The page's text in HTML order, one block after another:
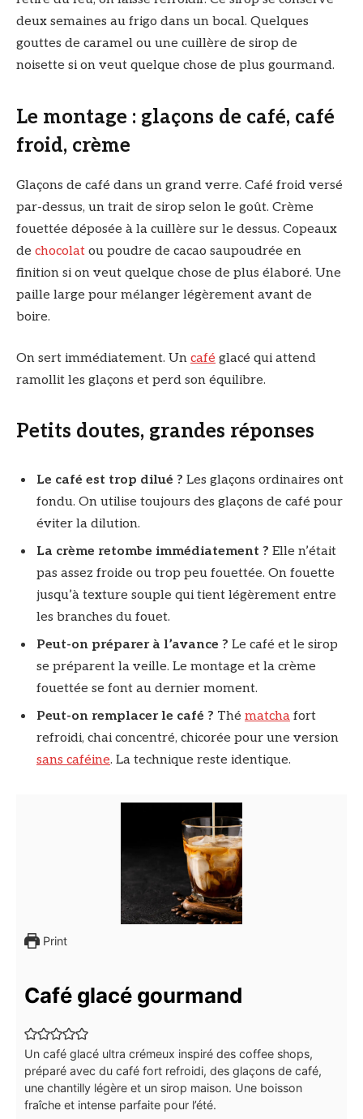
deux semaines au frigo dans un bocal. Quelques
gouttes de caramel ou une cuillère de sirop de
noisette si on veut quelque chose de plus gourmand.
Le montage : glaçons de café, café
froid, crème
Glaçons de café dans un grand verre. Café froid versé
par-dessus, un trait de sirop selon le goût. Crème
fouettée déposée à la cuillère sur le dessus. Copeaux
de chocolat ou poudre de cacao saupoudrée en
finition si on veut quelque chose de plus élaboré. Une
paille large pour mélanger légèrement avant de
boire.
On sert immédiatement. Un café glacé qui attend
ramollit les glaçons et perd son équilibre.
Petits doutes, grandes réponses
Le café est trop dilué ? Les glaçons ordinaires ont
fondu. On utilise toujours des glaçons de café pour
éviter la dilution.
La crème retombe immédiatement ? Elle n’était
pas assez froide ou trop peu fouettée. On fouette
jusqu’à texture souple qui tient légèrement entre
les branches du fouet.
Peut-on préparer à l’avance ? Le café et le sirop
se préparent la veille. Le montage et la crème
fouettée se font au dernier moment.
Peut-on remplacer le café ? Thé matcha fort
refroidi, chai concentré, chicorée pour une version
sans caféine. La technique reste identique.
Print
Café glacé gourmand
Un café glacé ultra crémeux inspiré des coffee shops,
préparé avec du café fort refroidi, des glaçons de café,
une chantilly légère et un sirop maison. Une boisson
fraîche et intense parfaite pour l’été.